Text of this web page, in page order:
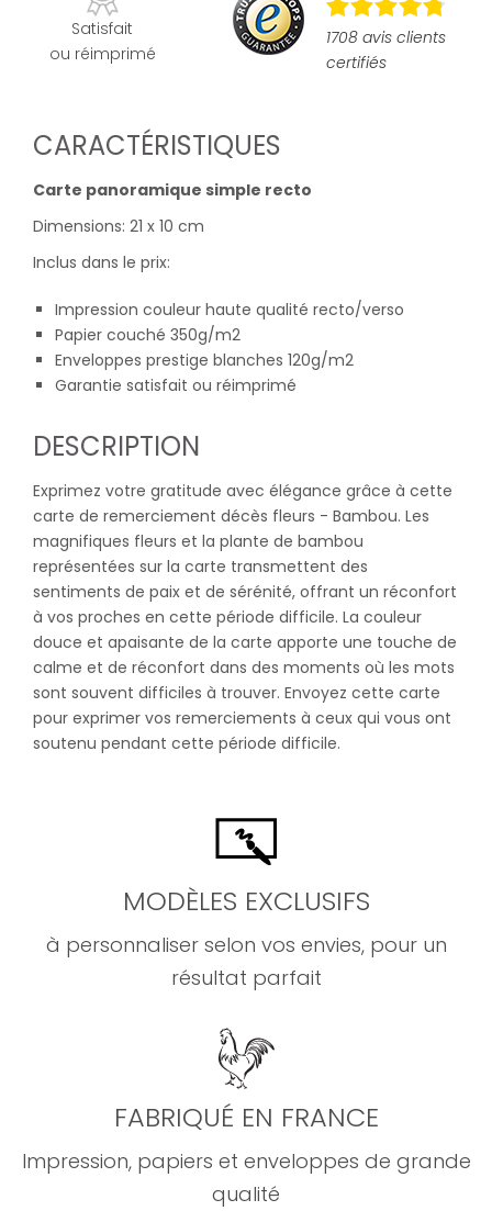
Satisfait
ou réimprimé
1708 avis clients
certifiés
CARACTÉRISTIQUES
Carte panoramique simple recto
Dimensions: 21 x 10 cm
Inclus dans le prix:
Impression couleur haute qualité recto/verso
Papier couché 350g/m2
Enveloppes prestige blanches 120g/m2
Garantie satisfait ou réimprimé
DESCRIPTION
Exprimez votre gratitude avec élégance grâce à cette
carte de remerciement décès fleurs - Bambou. Les
magnifiques fleurs et la plante de bambou
représentées sur la carte transmettent des
sentiments de paix et de sérénité, offrant un réconfort
à vos proches en cette période difficile. La couleur
douce et apaisante de la carte apporte une touche de
calme et de réconfort dans des moments où les mots
sont souvent difficiles à trouver. Envoyez cette carte
pour exprimer vos remerciements à ceux qui vous ont
soutenu pendant cette période difficile.
MODÈLES EXCLUSIFS
à personnaliser selon vos envies, pour un
résultat parfait
FABRIQUÉ EN FRANCE
Impression, papiers et enveloppes de grande
qualité